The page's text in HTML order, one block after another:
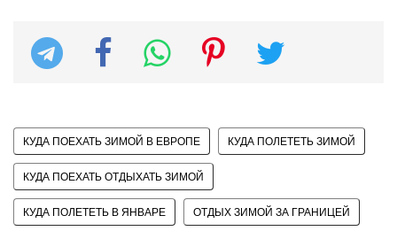
КУДА ПОЕХАТЬ ЗИМОЙ В ЕВРОПЕ КУДА ПОЛЕТЕТЬ ЗИМОЙ
КУДА ПОЕХАТЬ ОТДЫХАТЬ ЗИМОЙ
КУДА ПОЛЕТЕТЬ В ЯНВАРЕ ОТДЫХ ЗИМОЙ ЗА ГРАНИЦЕЙ